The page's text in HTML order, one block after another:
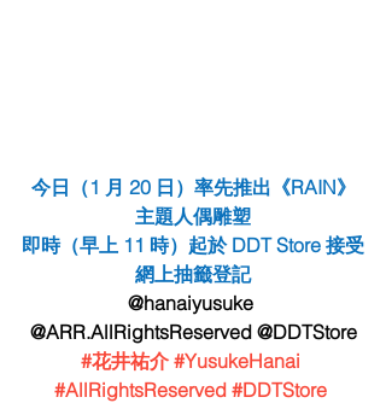
今⽇（1 ⽉ 20 ⽇）率先推出《RAIN》
主題⼈偶雕塑
即時（早上 11 時）起於 DDT Store 接受
網上抽籤登記
@hanaiyusuke
@ARR.AllRightsReserved @DDTStore
#花井祐介 #YusukeHanai
#AllRightsReserved #DDTStore